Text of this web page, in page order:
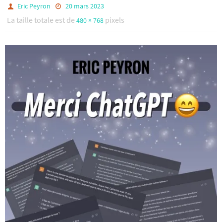
Eric Peyron 20 mars 2023
La taille totale est de 480 × 768 pixels